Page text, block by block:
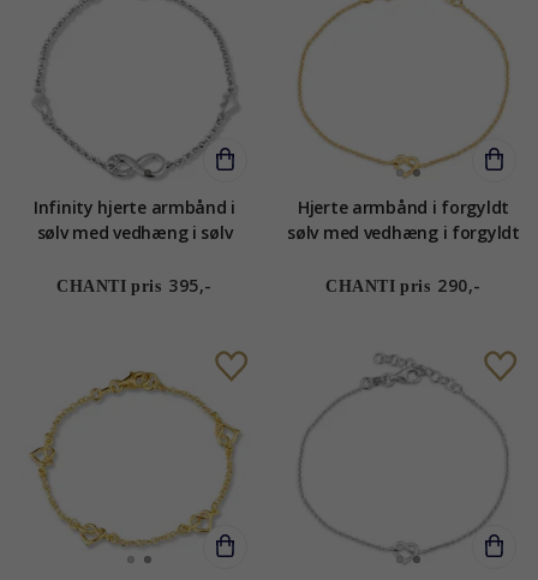
Infinity hjerte armbånd i
sølv med vedhæng i sølv
CHANTI pris 395,-
Hjerte armbånd i forgyldt
sølv med vedhæng i forgyldt
CHANTI pris 290,-